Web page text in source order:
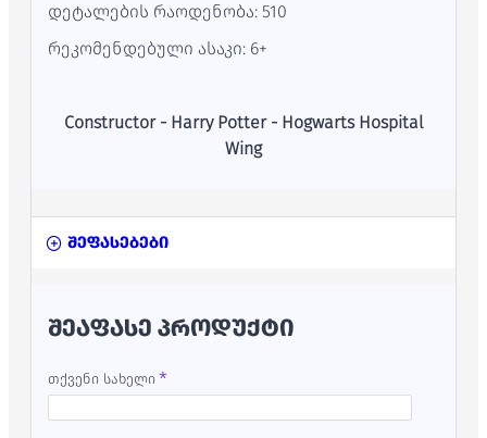
დეტალების რაოდენობა: 510
რეკომენდებული ასაკი: 6+
Constructor - Harry Potter - Hogwarts Hospital
Wing
შეფასებები
ᲨᲔᲐᲤᲐᲡᲔ ᲞᲠᲝᲓᲣᲥᲢᲘ
თქვენი სახელი